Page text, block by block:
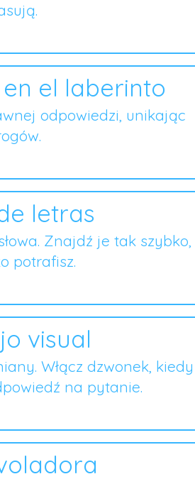
el laberinto
odpowiedzi, unikając
letras
Znajdź je tak szybko,
potrafisz.
visual
Włącz dzwonek, kiedy
na pytanie.